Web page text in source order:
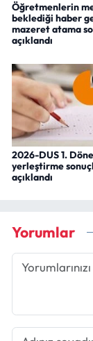
Öğretmenlerin
beklediği haber
mazeret atama
açıklandı
2026-DUS 1.
yerleştirme
açıklandı
Yorumlar